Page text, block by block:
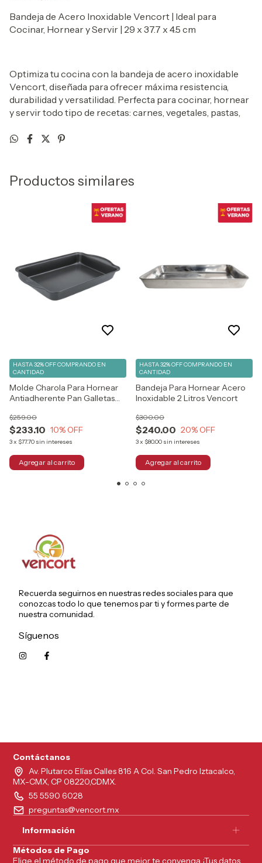
Bandeja de Acero Inoxidable Vencort | Ideal para
Cocinar, Hornear y Servir | 29 x 37.7 x 4.5 cm
Optimiza tu cocina con la bandeja de acero inoxidable
Vencort, diseñada para ofrecer máxima resistencia,
durabilidad y versatilidad. Perfecta para cocinar, hornear
y servir todo tipo de recetas: carnes, vegetales, pastas,
Productos similares
Molde Charola Para Hornear
Antiadherente Pan Galletas
$233.10
$259.00
10% OFF
3x $77.70 sin intereses
HASTA 32% OFFCOMPRANDO EN
CANTIDAD
Bandeja Para Hornear Acero
Inoxidable 2 Litros Vencort
$240.00
$300.00
20% OFF
3x $80.00 sin intereses
HASTA 32% OFFCOMPRANDO EN
CANTIDAD
Recuerda seguirnos en nuestras redes sociales para que
conozcas todo lo que tenemos par ti y formes parte de
nuestra comunidad.
Síguenos
Contáctanos
Av. Plutarco Elías Calles 816 A Col. San Pedro Iztacalco,
MX-CMX, CP 08220,CDMX.
55 5590 6028
preguntas@vencort.mx
Información
Métodos de Pago
Elige el método de pago que mejor te convenga ¡Tus datos